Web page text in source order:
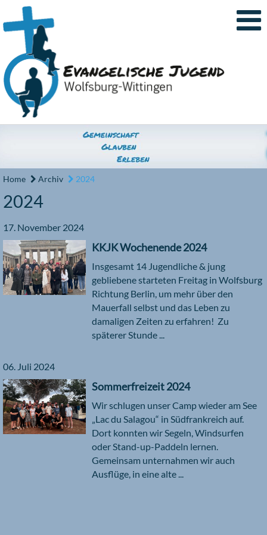
Home Archiv 2024
2024
17. November 2024
KKJK Wochenende 2024
Insgesamt 14 Jugendliche & jung
gebliebene starteten Freitag in Wolfsburg
Richtung Berlin, um mehr über den
Mauerfall selbst und das Leben zu
damaligen Zeiten zu erfahren! Zu
späterer Stunde ...
06. Juli 2024
Sommerfreizeit 2024
Wir schlugen unser Camp wieder am See
„Lac du Salagou“ in Südfrankreich auf.
Dort konnten wir Segeln, Windsurfen
oder Stand-up-Paddeln lernen.
Gemeinsam unternahmen wir auch
Ausflüge, in eine alte ...